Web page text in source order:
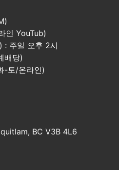
인 YouTub)
: 주일 오후 2시
배당)
-토/온라인)
BC V3B 4L6